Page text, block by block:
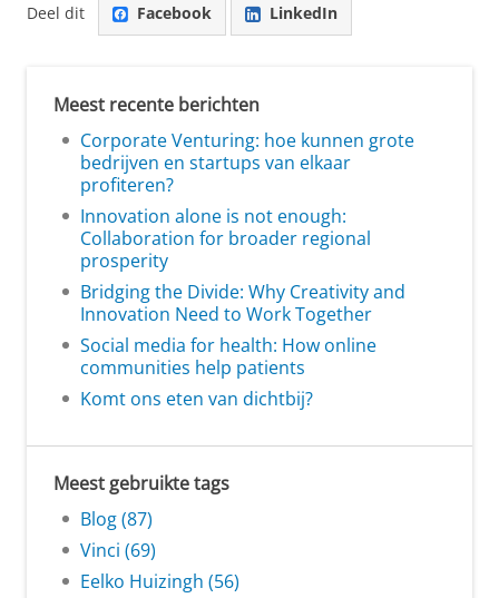
Deel dit Facebook LinkedIn
Meest recente berichten
Corporate Venturing: hoe kunnen grote
bedrijven en startups van elkaar
profiteren?
Innovation alone is not enough:
Collaboration for broader regional
prosperity
Bridging the Divide: Why Creativity and
Innovation Need to Work Together
Social media for health: How online
communities help patients
Komt ons eten van dichtbij?
Meest gebruikte tags
Blog (87)
Vinci (69)
Eelko Huizingh (56)